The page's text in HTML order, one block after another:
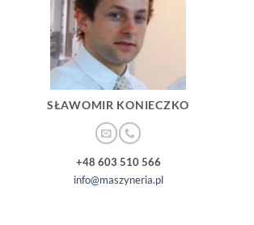
SŁAWOMIR KONIECZKO
+48 603 510 566
info@maszyneria.pl